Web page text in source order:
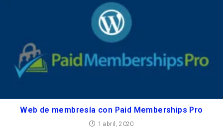
Web de membresía con Paid Memberships Pro
1 abril, 2020